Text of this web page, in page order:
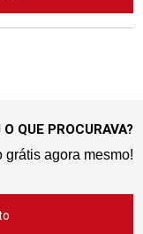
QUE PROCURAVA?
grátis agora mesmo!